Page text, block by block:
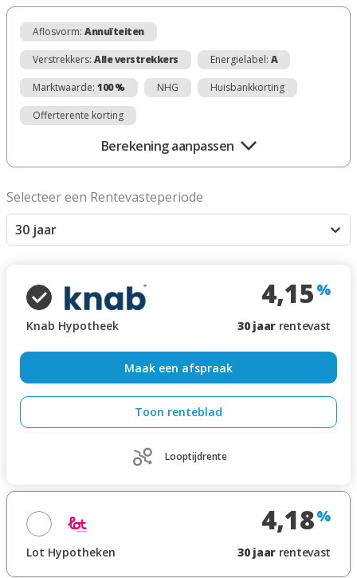
Aflosvorm: Annuïteiten
Verstrekkers: Alle verstrekkers Energielabel: A
Marktwaarde: 100 % NHG Huisbankkorting
Offerterente korting
Berekening aanpassen
Selecteer een Rentevasteperiode
30 jaar
Knab Hypotheek
4,15 %
30jaar rentevast
Maak een afspraak
Toon renteblad
Looptijdrente
Lot Hypotheken
4,18%
30jaar rentevast